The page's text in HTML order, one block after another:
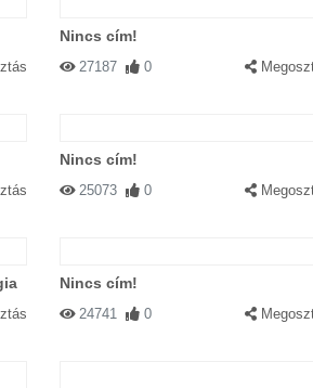
Nincs cím!
27187 0
Nincs cím!
25073 0
Nincs cím!
24741 0